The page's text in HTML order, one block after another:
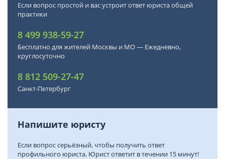
Если вопрос простой и вас устроит ответ юриста общей
практики
8 499 938-59-27
Бесплатно для жителей Москвы и МО — Ежедневно,
круглосуточно
8 812 509-27-47
Санкт-Петербург
Напишите юристу
Если вопрос серьёзный, чтобы получить ответ
профильного юриста. Юрист ответит в течении 15 минут!